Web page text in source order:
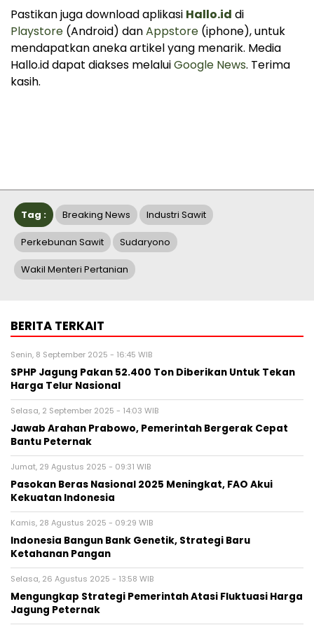
Pastikan juga download aplikasi Hallo.id di
Playstore (Android) danAppstore (iphone), untuk
mendapatkan aneka artikel yang menarik. Media
Hallo.id dapat diakses melaluiGoogle News. Terima
kasih.
Tag : Breaking News Industri Sawit
Perkebunan Sawit Sudaryono
Wakil Menteri Pertanian
BERITA TERKAIT
Senin, 8 September 2025 - 16:45 WIB
SPHP Jagung Pakan 52.400 Ton Diberikan Untuk Tekan
Harga Telur Nasional
Selasa, 2 September 2025 - 14:03 WIB
Jawab Arahan Prabowo, Pemerintah Bergerak Cepat
Bantu Peternak
Jumat, 29 Agustus 2025 - 09:31 WIB
Pasokan Beras Nasional 2025 Meningkat, FAO Akui
Kekuatan Indonesia
Kamis, 28 Agustus 2025 - 09:29 WIB
Indonesia Bangun Bank Genetik, Strategi Baru
Ketahanan Pangan
Selasa, 26 Agustus 2025 - 13:58 WIB
Mengungkap Strategi Pemerintah Atasi Fluktuasi Harga
Jagung Peternak